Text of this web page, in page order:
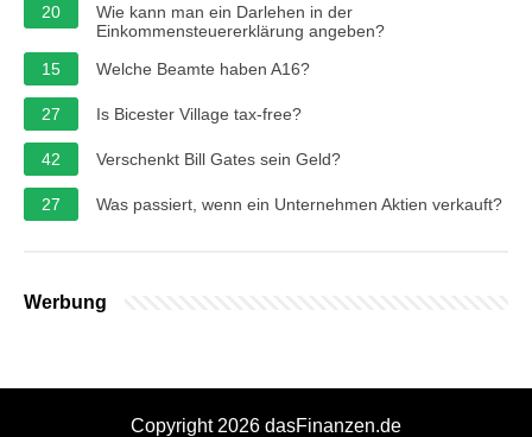
20
Wie kann man ein Darlehen in der
Einkommensteuererklärung angeben?
15
Welche Beamte haben A16?
27 Is Bicester Village tax-free?
42 Verschenkt Bill Gates sein Geld?
27 Was passiert, wenn ein Unternehmen Aktien verkauft?
Werbung
Copyright 2026 dasFinanzen.de